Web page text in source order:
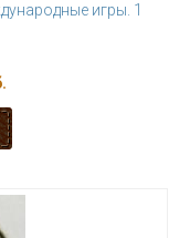
игры. 1